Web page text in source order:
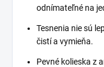
odnímateľné na
Tesnenia nie sú
čistí a vymieňa.
Pevné kolieska z